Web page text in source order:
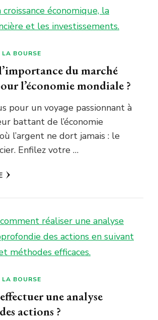
LA BOURSE
du marché
l’économie mondiale ?
pour un voyage passionnant à
battant de l’économie
l’argent ne dort jamais : le
Enfilez votre …
LA BOURSE
une analyse
actions ?